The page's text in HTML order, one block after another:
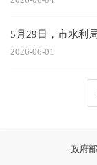
5月29日，市水利
2026-06-01
政府